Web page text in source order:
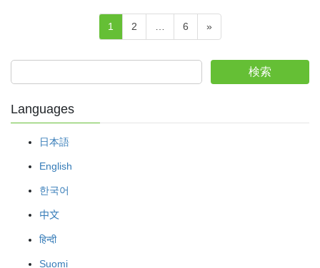
entradas
Page
1 Page
2 … Page
6 »
検索
Languages
日本語
English
한국어
中文
हिन्दी
Suomi